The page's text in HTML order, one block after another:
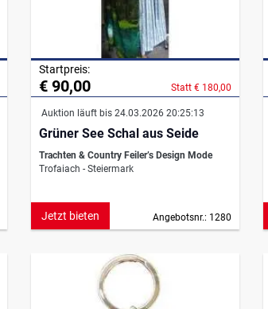
Startpreis:
€ 90,00 Statt € 180,00
Auktion läuft bis 24.03.2026 20:25:13
Grüner See Schal aus Seide
Trachten & Country Feiler’s Design Mode
Trofaiach - Steiermark
Angebotsnr.: 1280
Jetzt bieten